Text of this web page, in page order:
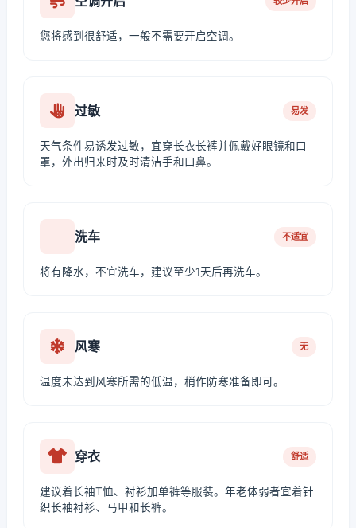
您将感到很舒适，一般不需要开启空调。
过敏 易发
天气条件易诱发过敏，宜穿长衣长裤并佩戴好眼镜和口
罩，外出归来时及时清洁手和口鼻。
洗车 不适宜
将有降水，不宜洗车，建议至少1天后再洗车。
风寒 无
温度未达到风寒所需的低温，稍作防寒准备即可。
穿衣 舒适
建议着长袖T恤、衬衫加单裤等服装。年老体弱者宜着针
织长袖衬衫、马甲和长裤。